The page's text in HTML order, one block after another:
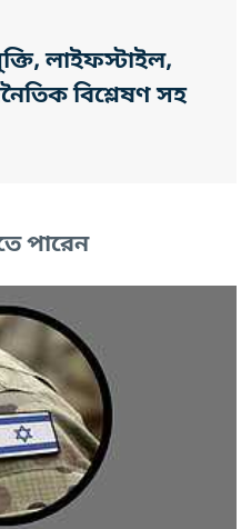
লাইফস্টাইল,
বিশ্লেষণ সহ
পারেন